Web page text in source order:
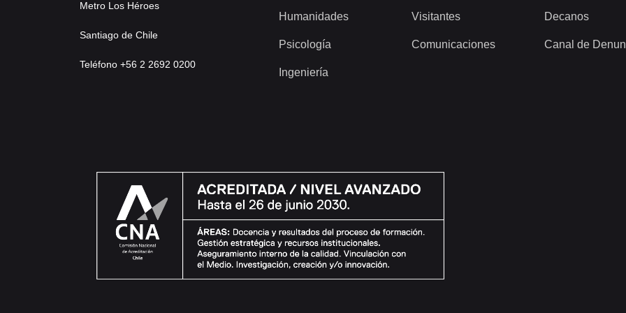
Metro Los Héroes
Santiago de Chile
Teléfono +56 2 2692 0200
Humanidades
Psicología
Ingeniería
Visitantes
Comunicaciones
Decanos
Canal de